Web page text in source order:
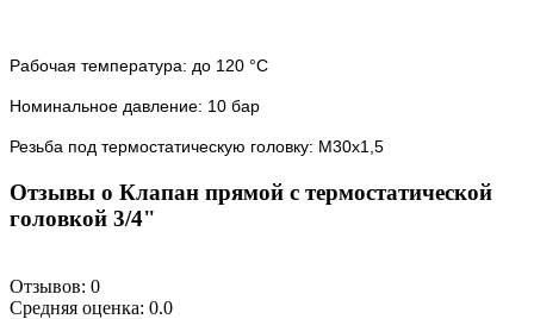
Рабочая температура: до 120 °С
Номинальное давление: 10 бар
Резьба под термостатическую головку: М30х1,5
Отзывы о Клапан прямой с термостатической
головкой 3/4"
Отзывов: 0
Средняя оценка: 0.0